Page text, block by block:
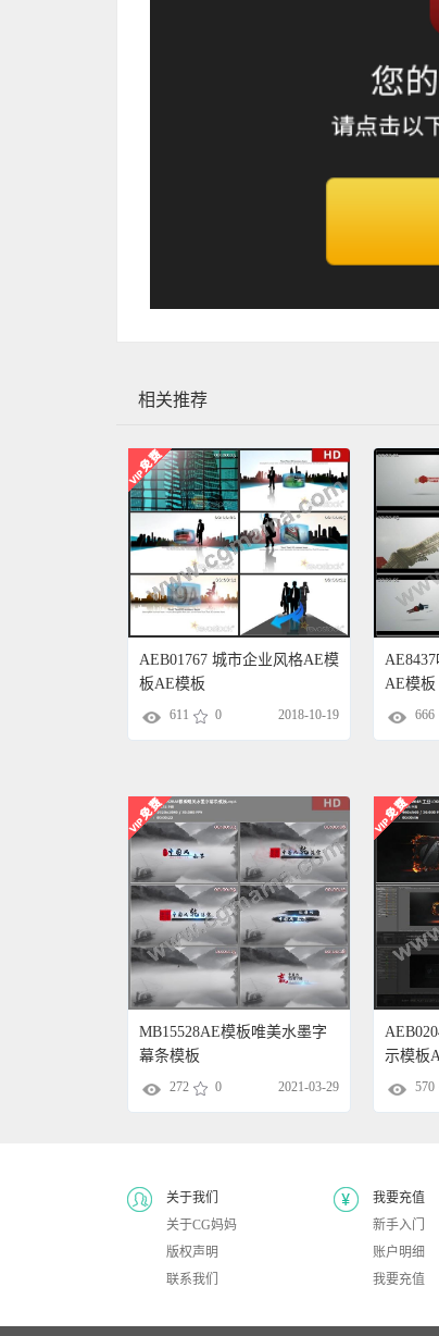
相关推荐
AEB01767 城市企业风格AE模
板AE模板
611 0 2018-10-19
AE模板
666
MB15528AE模板唯美水墨字
幕条模板
272 0 2021-03-29
示模板
570
关于我们
关于CG妈妈
版权声明
联系我们
我要充值
新手入门
账户明细
我要充值